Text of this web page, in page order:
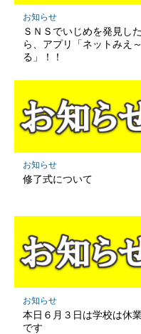
存
お知らせ
ＳＮＳでいじめを発見した
ら、アプリ「ネットみえ～
る」！！
お知らせ
修了式について
お知らせ
本日６月３日は学校は休
です